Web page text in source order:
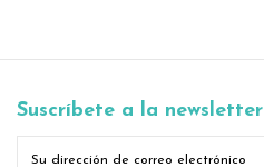
Suscríbete a la newsletter